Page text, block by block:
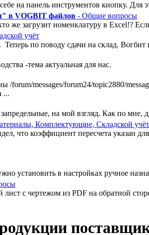
на панель инструментов кнопку.
в VOGBIT файлов - Общие вопросы
же загрузит номенклатуру в Excel!?
учёт
по поводу сдачи на склад. Вогбит
-тема актуальная для нас.
/forum/messages/forum24/topic2880/
...
на мой взгляд. Как по
Комплектующие, Складской учёт
что коэффициент пересчета указан
установить в настройках ручное
с чертежом из PDF на обратной